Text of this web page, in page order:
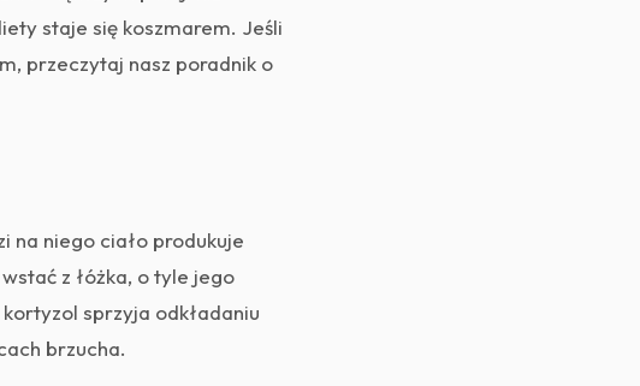
staje się koszmarem. Jeśli
przeczytaj nasz poradnik o
na niego ciało produkuje
z łóżka, o tyle jego
sprzyja odkładaniu
brzucha.